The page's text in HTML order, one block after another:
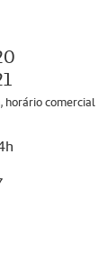
horário comercial